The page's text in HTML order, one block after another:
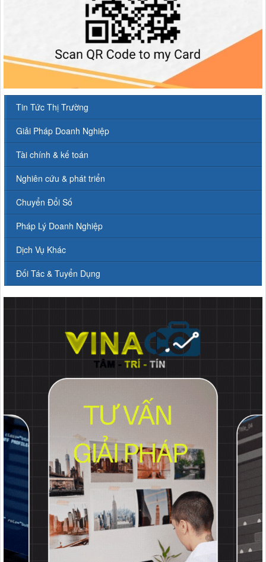
Tin Tức Thị Trường
Giải Pháp Doanh Nghiệp
Tài chính & kế toán
Nghiên cứu & phát triển
Chuyển Đổi Số
Pháp Lý Doanh Nghiệp
Dịch Vụ Khác
Đối Tác & Tuyển Dụng